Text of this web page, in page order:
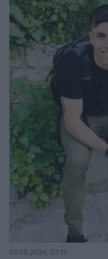
07.08.2026, 07:19